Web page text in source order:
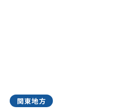
関東地方